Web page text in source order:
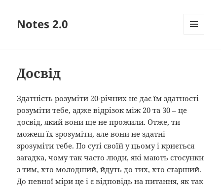
Notes 2.0
Досвід
Здатність розуміти 20-річних не дає їм здатності
розуміти тебе, адже відрізок між 20 та 30 – це
досвід, який вони ще не прожили. Отже, ти
можеш їх зрозуміти, але вони не здатні
зрозуміти тебе. По суті своїй у цьому і криється
загадка, чому так часто люди, які мають стосунки
з тим, хто молодший, йдуть до тих, хто старший.
До певної міри це і є відповідь на питання, як так